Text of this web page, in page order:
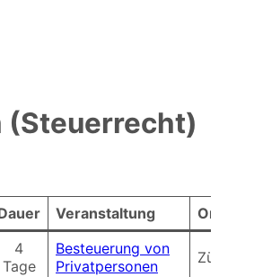
(Steuerrecht)
Veranstaltung
Ort
4
Tage
Besteuerung von
Privatpersonen
Zürich